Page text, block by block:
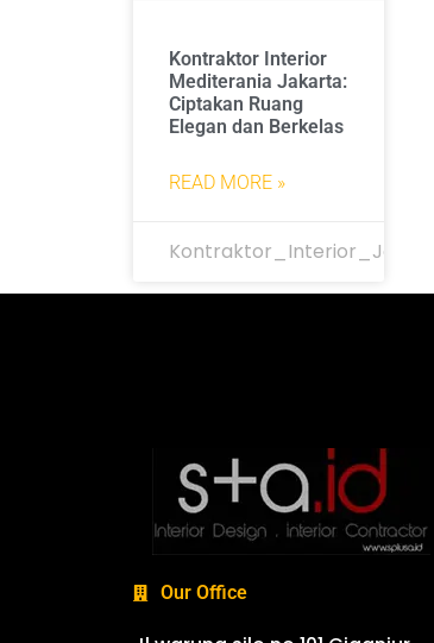
Kontraktor Interior
Mediterania Jakarta:
Ciptakan Ruang
Elegan dan Berkelas
READ MORE »
Kontraktor_Interior_Jakarta
Our Office